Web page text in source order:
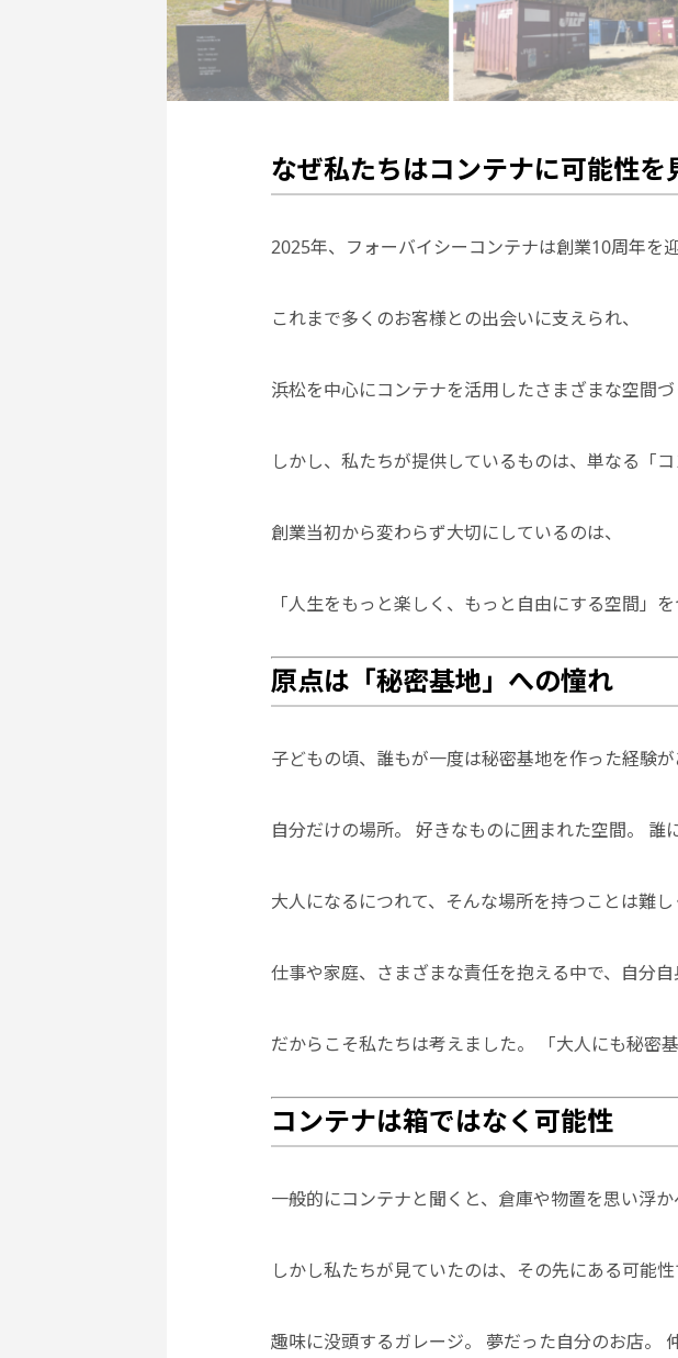
なぜ私たちはコンテナに可能性を
2025年、フォーバイシーコンテナは創業10周年を
これまで多くのお客様との出会いに支えられ、
浜松を中心にコンテナを活用したさまざまな空間づ
しかし、私たちが提供しているものは、単なる「コ
創業当初から変わらず大切にしているのは、
「人生をもっと楽しく、もっと自由にする空間」を
原点は「秘密基地」への憧れ
子どもの頃、誰もが一度は秘密基地を作った経験が
自分だけの場所。 好きなものに囲まれた空間。 誰
大人になるにつれて、そんな場所を持つことは難し
仕事や家庭、さまざまな責任を抱える中で、自分
だからこそ私たちは考えました。 「大人にも秘密
コンテナは箱ではなく可能性
一般的にコンテナと聞くと、倉庫や物置を思い浮か
しかし私たちが見ていたのは、その先にある可能性
趣味に没頭するガレージ。 夢だった自分のお店。